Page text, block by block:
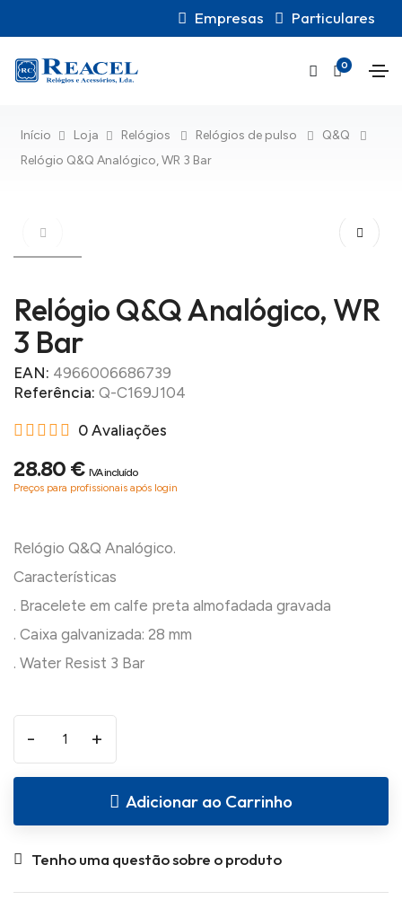
Empresas Particulares
0
Início Loja Relógios Relógios de pulso
Q&Q
Relógio Q&Q Analógico, WR 3 Bar
Relógio Q&Q Analógico, WR
3 Bar
EAN: 4966006686739
Referência: Q-C169J104
0 Avaliações
28.80 € IVA incluído
Preços para profissionais após login
Relógio Q&Q Analógico.
Características
. Bracelete em calfe preta almofadada gravada
. Caixa galvanizada: 28 mm
- +
Adicionar ao Carrinho
Tenho uma questão sobre o produto